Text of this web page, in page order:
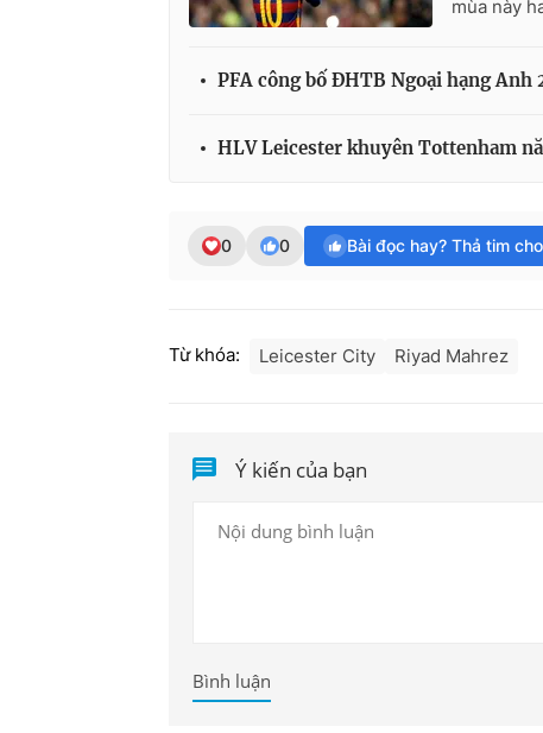
mùa này
PFA công bố ĐHTB Ngoại hạng
HLV Leicester khuyên Tottenham
0 0 Bài đọc hay? Thả tim
Từ khóa: Leicester City Riyad Mahrez
Ý kiến của bạn
Bình luận